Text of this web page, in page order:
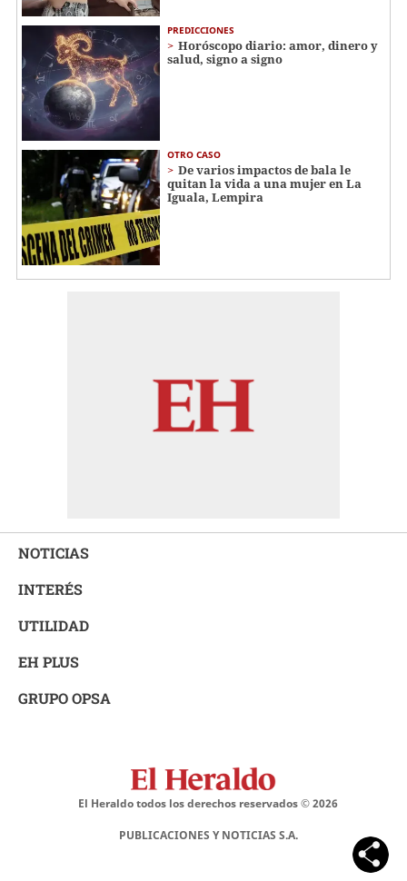
PREDICCIONES
Horóscopo diario: amor, dinero y
salud, signo a signo
OTRO CASO
De varios impactos de bala le
quitan la vida a una mujer en La
Iguala, Lempira
NOTICIAS
INTERÉS
UTILIDAD
EH PLUS
GRUPO OPSA
El Heraldo todos los derechos reservados ©2026
PUBLICACIONES Y NOTICIAS S.A.